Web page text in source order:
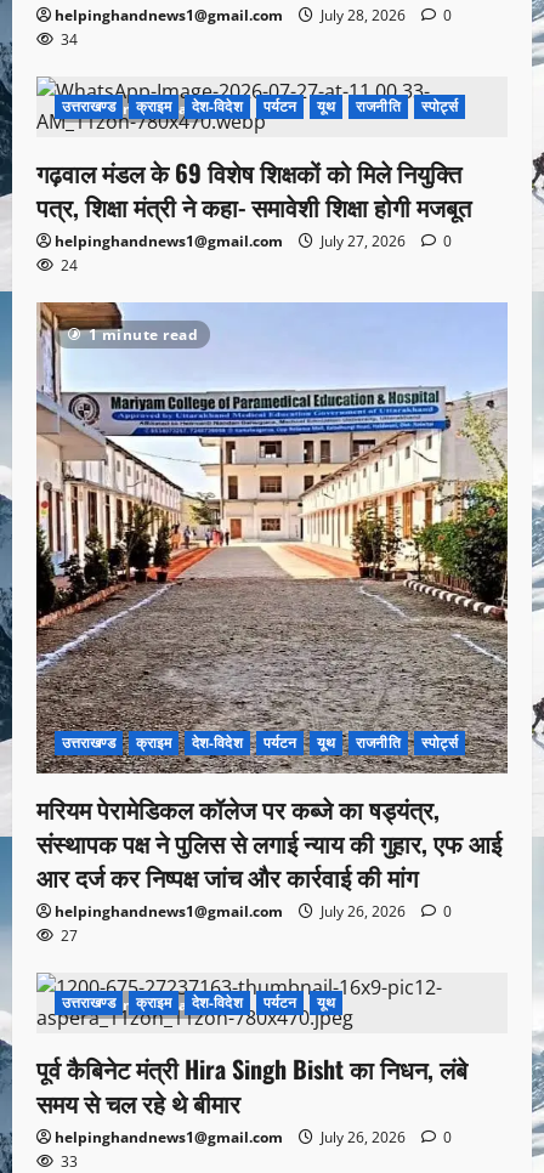
helpinghandnews1@gmail.com July 28, 2026
0
34
1 minute read
उत्तराखण्ड क्राइम देश-विदेश पर्यटन यूथ राजनीति स्पोर्ट्स
गढ़वाल मंडल के 69 विशेष शिक्षकों को मिले नियुक्ति
पत्र, शिक्षा मंत्री ने कहा- समावेशी शिक्षा होगी मजबूत
helpinghandnews1@gmail.com July 27, 2026
0
24
1 minute read
उत्तराखण्ड क्राइम देश-विदेश पर्यटन यूथ राजनीति स्पोर्ट्स
मरियम पेरामेडिकल कॉलेज पर कब्जे का षड्यंत्र,
संस्थापक पक्ष ने पुलिस से लगाई न्याय की गुहार, एफ आई
आर दर्ज कर निष्पक्ष जांच और कार्रवाई की मांग
helpinghandnews1@gmail.com July 26, 2026
0
27
1 minute read
उत्तराखण्ड क्राइम देश-विदेश पर्यटन यूथ
पूर्व कैबिनेट मंत्री Hira Singh Bisht का निधन, लंबे
समय से चल रहे थे बीमार
helpinghandnews1@gmail.com July 26, 2026
0
33